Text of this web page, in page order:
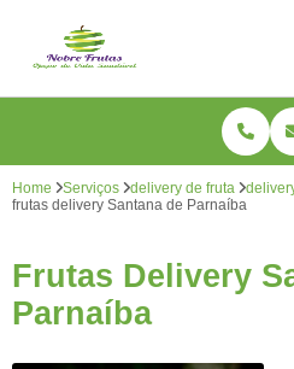
Home Serviços delivery de fruta
frutas delivery Santana de Parnaíba
Frutas Delivery
Parnaíba